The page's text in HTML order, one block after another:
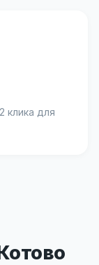
клика для